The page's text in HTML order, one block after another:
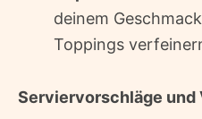
deinem
Toppings
Serviervorschläge und